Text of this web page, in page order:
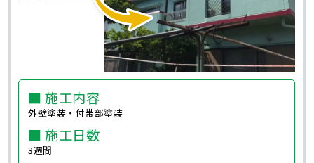
■ 施工内容
外壁塗装・付帯部塗装
■ 施工日数
3週間